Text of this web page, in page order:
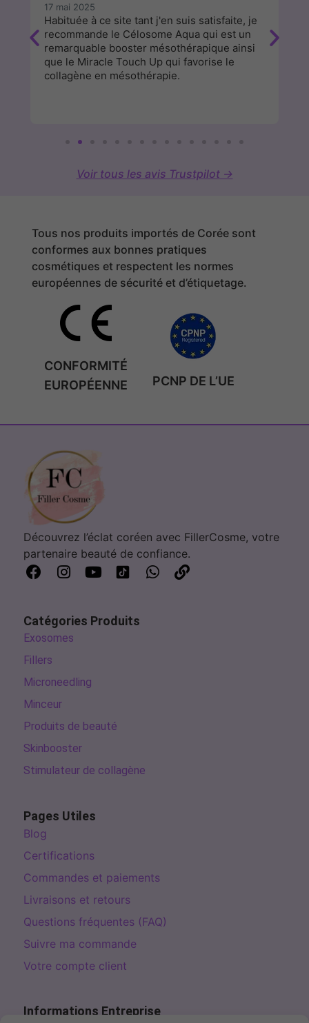
17 mai 2025
Habituée à ce site tant j'en suis satisfaite, je
recommande le Célosome Aqua qui est un
remarquable booster mésothérapique ainsi
que le Miracle Touch Up qui favorise le
collagène en mésothérapie.
Voir tous les avis Trustpilot →
Tous nos produits importés de Corée sont
conformes aux bonnes pratiques
cosmétiques et respectent les normes
européennes de sécurité et d’étiquetage.
CONFORMITÉ
EUROPÉENNE
PCNP DE L’UE
Découvrez l’éclat coréen avec FillerCosme, votre
partenaire beauté de confiance.
Catégories Produits
Exosomes
Fillers
Microneedling
Minceur
Produits de beauté
Skinbooster
Stimulateur de collagène
Pages Utiles
Blog
Certifications
Commandes et paiements
Livraisons et retours
Questions fréquentes (FAQ)
Suivre ma commande
Votre compte client
Informations Entreprise